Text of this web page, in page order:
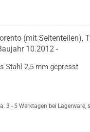
(mit Seitenteilen),
10.2012 -
Stahl 2,5 mm gepresst
3 - 5 Werktagen bei Lagerware,